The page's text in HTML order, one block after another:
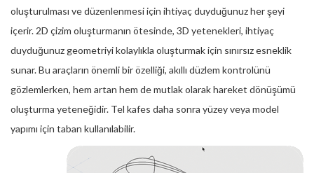
oluşturulması ve düzenlenmesi için ihtiyaç duyduğunuz her şeyi
içerir. 2D çizim oluşturmanın ötesinde, 3D yetenekleri, ihtiyaç
duyduğunuz geometriyi kolaylıkla oluşturmak için sınırsız esneklik
sunar. Bu araçların önemli bir özelliği, akıllı düzlem kontrolünü
gözlemlerken, hem artan hem de mutlak olarak hareket dönüşümü
oluşturma yeteneğidir. Tel kafes daha sonra yüzey veya model
yapımı için taban kullanılabilir.